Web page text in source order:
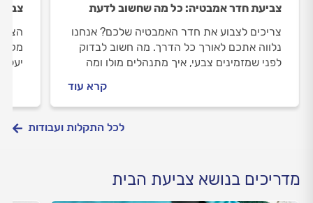
צביעת חדר אמבטיה: כל מה שחשוב לדעת
צריכים לצבוע את חדר האמבטיה שלכם? אנחנו
נלווה אתכם לאורך כל הדרך. מה חשוב לבדוק
לפני שמזמינים צבעי, איך מתנהלים מולו ומה
קרא עוד
צבע
לכל התקלות ועבודות
מדריכים בנושא צביעת הבית